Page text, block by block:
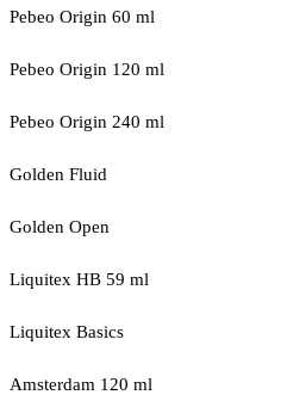
Pebeo Origin 60 ml
Pebeo Origin 120 ml
Pebeo Origin 240 ml
Golden Fluid
Golden Open
Liquitex HB 59 ml
Liquitex Basics
Amsterdam 120 ml